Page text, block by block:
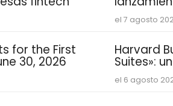
el 7 agosto
for the First
30, 2026
Harvard
Suites»:
el 6 agosto